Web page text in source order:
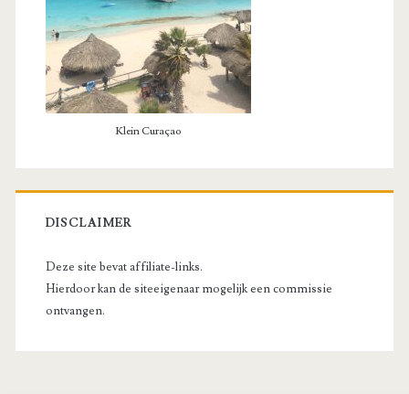
Klein Curaçao
DISCLAIMER
Deze site bevat affiliate-links.
Hierdoor kan de siteeigenaar mogelijk een commissie
ontvangen.